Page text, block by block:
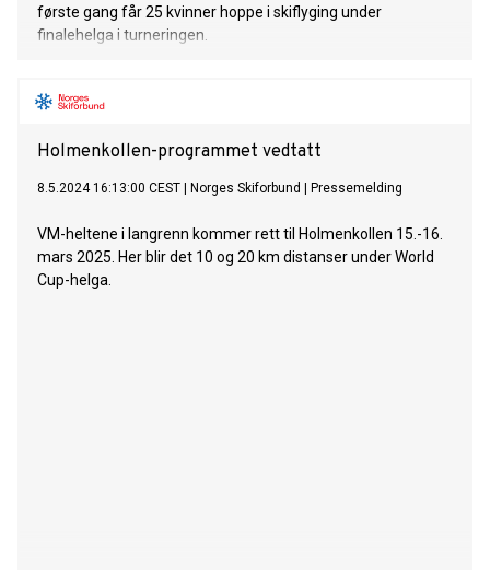
første gang får 25 kvinner hoppe i skiflyging under
finalehelga i turneringen.
Holmenkollen-programmet vedtatt
8.5.2024 16:13:00 CEST Norges Skiforbund Pressemelding
VM-heltene i langrenn kommer rett til Holmenkollen 15.-16.
mars 2025. Her blir det 10 og 20 km distanser under World
Cup-helga.